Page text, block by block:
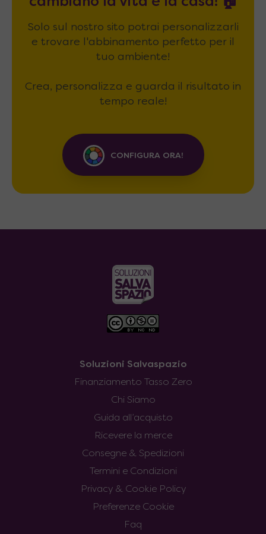
Solo sul nostro sito potrai personalizzarli
e trovare l'abbinamento perfetto per il
tuo ambiente!
Crea, personalizza e guarda il risultato in
tempo reale!
CONFIGURA ORA!
Soluzioni Salvaspazio
Finanziamento Tasso Zero
Chi Siamo
Guida all’acquisto
Ricevere la merce
Consegne & Spedizioni
Termini e Condizioni
Privacy & Cookie Policy
Preferenze Cookie
Faq